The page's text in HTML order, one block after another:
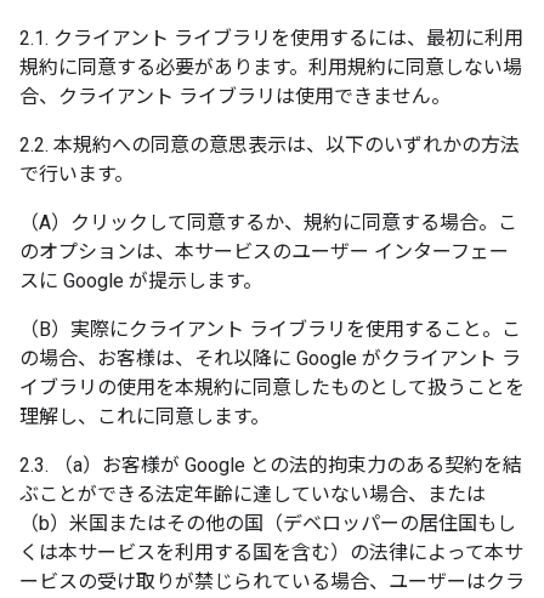
2.1. クライアント ライブラリを使用するには、最初に利用
規約に同意する必要があります。利用規約に同意しない場
合、クライアント ライブラリは使用できません。
2.2. 本規約への同意の意思表示は、以下のいずれかの方法
で行います。
（A）クリックして同意するか、規約に同意する場合。こ
のオプションは、本サービスのユーザー インターフェー
スに Google が提示します。
（B）実際にクライアント ライブラリを使用すること。こ
の場合、お客様は、それ以降に Google がクライアント ラ
イブラリの使用を本規約に同意したものとして扱うことを
理解し、これに同意します。
2.3. （a）お客様が Google との法的拘束力のある契約を結
ぶことができる法定年齢に達していない場合、または
（b）米国またはその他の国（デベロッパーの居住国もし
くは本サービスを利用する国を含む）の法律によって本サ
ービスの受け取りが禁じられている場合、ユーザーはクラ